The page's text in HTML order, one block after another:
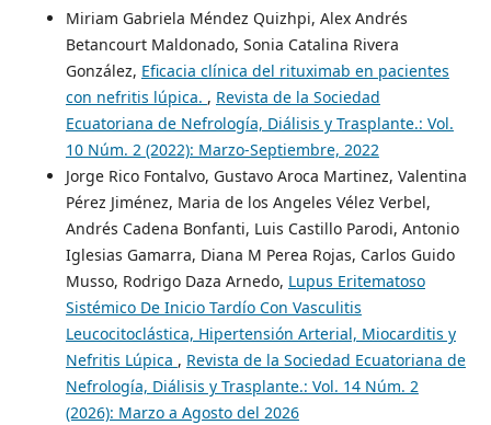
Miriam Gabriela Méndez Quizhpi, Alex Andrés
Betancourt Maldonado, Sonia Catalina Rivera
González, Eficacia clínica del rituximab en pacientes
con nefritis lúpica. , Revista de la Sociedad
Ecuatoriana de Nefrología, Diálisis y Trasplante.: Vol.
10 Núm. 2 (2022): Marzo-Septiembre, 2022
Jorge Rico Fontalvo, Gustavo Aroca Martinez, Valentina
Pérez Jiménez, Maria de los Angeles Vélez Verbel,
Andrés Cadena Bonfanti, Luis Castillo Parodi, Antonio
Iglesias Gamarra, Diana M Perea Rojas, Carlos Guido
Musso, Rodrigo Daza Arnedo, Lupus Eritematoso
Sistémico De Inicio Tardío Con Vasculitis
Leucocitoclástica, Hipertensión Arterial, Miocarditis y
Nefritis Lúpica , Revista de la Sociedad Ecuatoriana de
Nefrología, Diálisis y Trasplante.: Vol. 14 Núm. 2
(2026): Marzo a Agosto del 2026